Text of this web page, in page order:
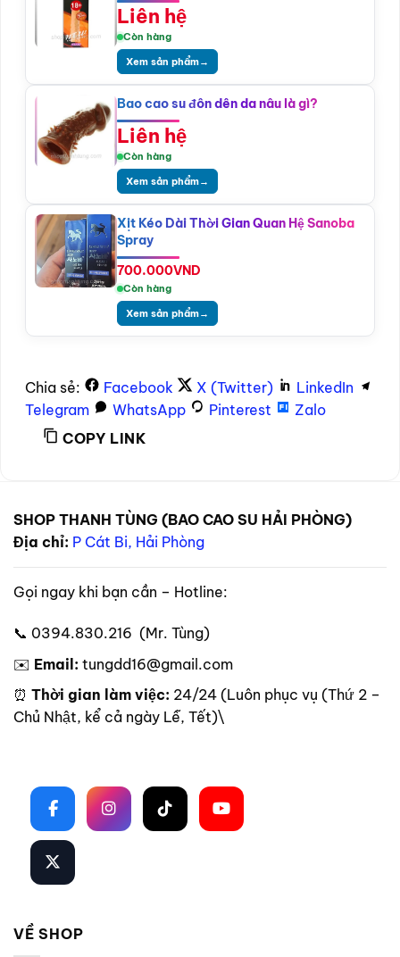
Liên hệ
Còn hàng
Xem sản phẩm→
Bao cao su đôn dên da nâu là gì?
Liên hệ
Còn hàng
Xem sản phẩm→
Xịt Kéo Dài Thời Gian Quan Hệ Sanoba
Spray
700.000VND
Còn hàng
Xem sản phẩm→
Chia sẻ: Facebook X (Twitter)
LinkedIn
Telegram
WhatsApp Pinterest
Zalo
COPY LINK
SHOP THANH TÙNG (BAO CAO SU HẢI PHÒNG)
Địa chỉ: P Cát Bi, Hải Phòng
Gọi ngay khi bạn cần – Hotline:
📞 0394.830.216 (Mr. Tùng)
✉️ Email: tungdd16@gmail.com
⏰ Thời gian làm việc: 24/24 (Luôn phục vụ (Thứ 2 –
Chủ Nhật, kể cả ngày Lễ, Tết)\
VỀ SHOP